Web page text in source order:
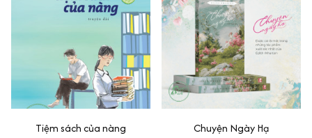
Tiệm sách của nàng
Chuyện Ngày Hạ